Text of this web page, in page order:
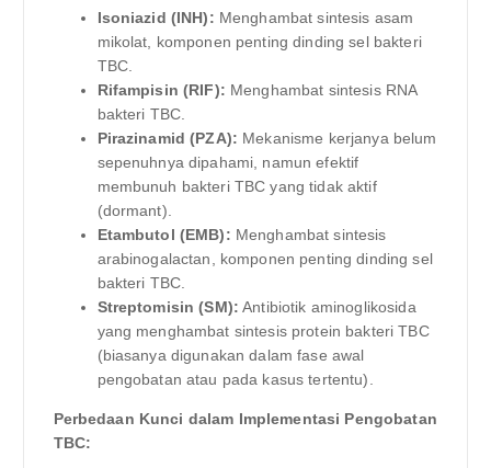
Isoniazid (INH): Menghambat sintesis asam
mikolat, komponen penting dinding sel bakteri
TBC.
Rifampisin (RIF): Menghambat sintesis RNA
bakteri TBC.
Pirazinamid (PZA): Mekanisme kerjanya belum
sepenuhnya dipahami, namun efektif
membunuh bakteri TBC yang tidak aktif
(dormant).
Etambutol (EMB): Menghambat sintesis
arabinogalactan, komponen penting dinding sel
bakteri TBC.
Streptomisin (SM): Antibiotik aminoglikosida
yang menghambat sintesis protein bakteri TBC
(biasanya digunakan dalam fase awal
pengobatan atau pada kasus tertentu).
Perbedaan Kunci dalam Implementasi Pengobatan
TBC: